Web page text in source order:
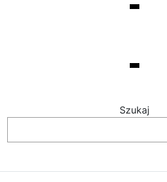
Szukaj